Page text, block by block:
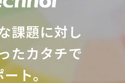
課題に対し
たカタチで
ート。